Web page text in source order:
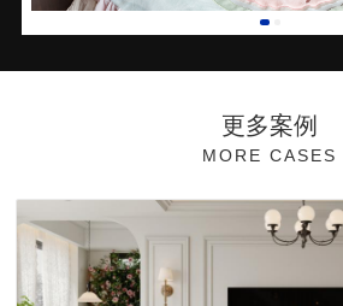
更多案例
MORE CASES